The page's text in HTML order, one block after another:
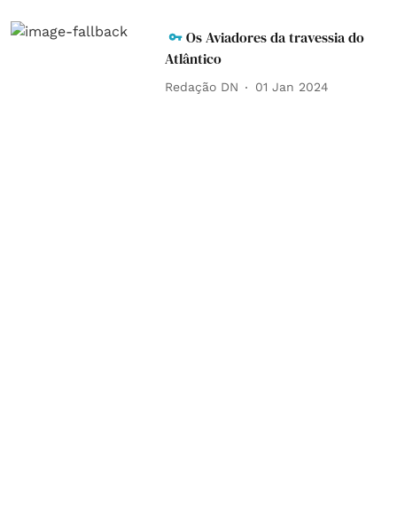
Os Aviadores da travessia do
Atlântico
Redação DN 01 Jan 2024